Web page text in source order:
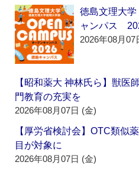
徳島文理大
ャンパス
2026年08月07
【昭和薬大 神林氏ら】獣医
門教育の充実を
2026年08月07日 (金)
【厚労省検討会】OTC類似
目が対象に
2026年08月07日 (金)